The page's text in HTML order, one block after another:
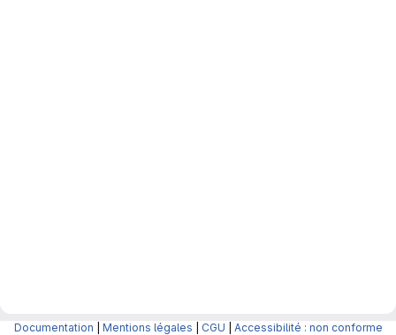
Documentation Mentions légales CGU Accessibilité : non conforme